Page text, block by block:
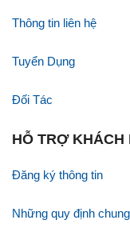
Thông tin liên hệ
Tuyển Dụng
Đối Tác
HỖ TRỢ KHÁCH
Đăng ký thông tin
Những quy định chung